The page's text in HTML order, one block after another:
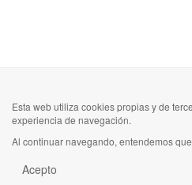
Esta web utiliza cookies propias y de
experiencia de navegación.
Al continuar navegando, entendemos
Acepto